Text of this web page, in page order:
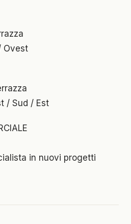
Ovest
/ Sud / Est
in nuovi progetti